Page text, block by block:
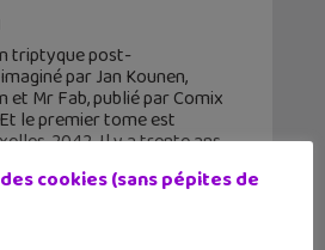
triptyque post-
par Jan Kounen,
et Mr Fab, publié par Comix
le premier tome est
2042. Il y a trente ans,
cookies (sans pépites de